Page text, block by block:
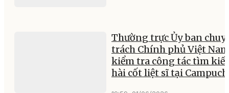
Thường trực Ủy ban
trách Chính phủ Việt Nam
kiểm tra công tác tìm
hài cốt liệt sĩ tại